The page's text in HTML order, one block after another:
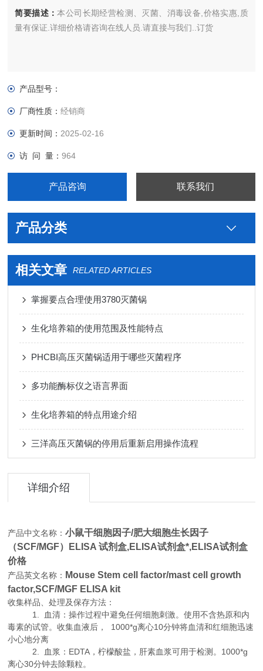
简要描述：本公司长期经营检测、灭菌、消毒设备,价格实惠,质
量有保证.详细价格请咨询在线人员.请直接与我们..订货
产品型号：
厂商性质：经销商
更新时间： 2025-02-16
访 问 量：964
产品咨询 联系我们
产品分类
相关文章 RELATED ARTICLES
掌握要点合理使用3780灭菌锅
生化培养箱的使用范围及性能特点
PHCBI高压灭菌锅适用于哪些灭菌程序
多功能酶标仪之语言界面
生化培养箱的特点用途介绍
三洋高压灭菌锅的停用后重新启用操作流程
详细介绍
产品中文名称：小鼠干细胞因子/肥大细胞生长因子
（SCF/MGF）ELISA 试剂盒,ELISA试剂盒*,ELISA试剂盒
价格
产品英文名称： Mouse Stem cell factor/mast cell growth
factor,SCF/MGF ELISA kit
收集样品、处理及保存方法：
1. 血清：操作过程中避免任何细胞刺激。使用不含热原和内
毒素的试管。收集血液后， 1000*g离心10分钟将血清和红细胞迅速
小心地分离
2. 血浆：EDTA，柠檬酸盐，肝素血浆可用于检测。1000*g
离心30分钟去除颗粒。